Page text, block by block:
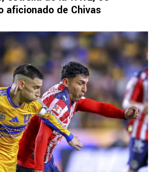
aficionado de Chivas